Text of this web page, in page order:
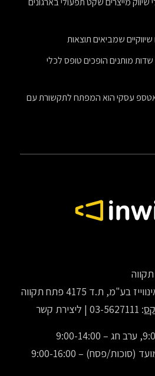
שמביאים תוצאות
מותנים הופכים טופס לכלי
עסקי הוא המפתח לתקשורת עם
בע"מ, ת.ד 4175 פתח תקווה
: 03-5627111 |
ליצירת קשר
פסח) – 9:00-16:00